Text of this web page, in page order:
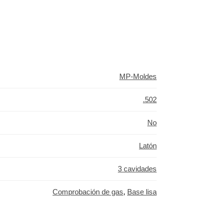
MP-Moldes
.502
No
Latón
3 cavidades
Comprobación de gas, Base lisa